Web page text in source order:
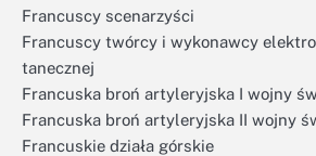
Francuscy scenarzyści
Francuscy twórcy i wykonawcy
tanecznej
Francuska broń artyleryjska I wojny
Francuska broń artyleryjska II wojny
Francuskie działa górskie